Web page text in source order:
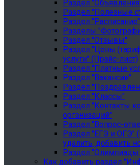
Раздел
Раздел "Полезные
Раздел "Расписание"
Разделы
Раздел "Отзывы"
Раздел "Цены
услуги" (Прайс-лист)
Раздел "Платные
Раздел "Вакансии"
Раздел
Раздел "Классы"
Раздел "Контакты
организаций"
Раздел "Вопрос-
Раздел "ЕГЭ и ОГЭ"
удалить, добавить
Раздел "Олимпиады
Как добавить раздел